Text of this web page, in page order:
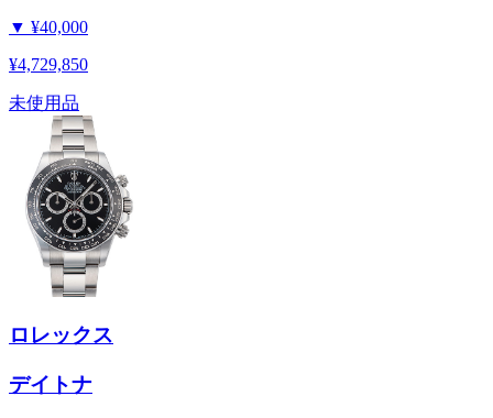
▼ ¥40,000
¥4,729,850
未使用品
ロレックス
デイトナ